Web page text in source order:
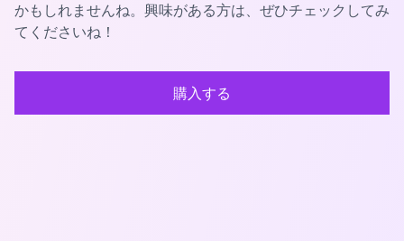
かもしれませんね。興味がある方は、ぜひチェックしてみ
てくださいね！
購入する